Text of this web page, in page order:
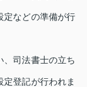
定などの準備が行
、司法書士の立ち
登記が行われま